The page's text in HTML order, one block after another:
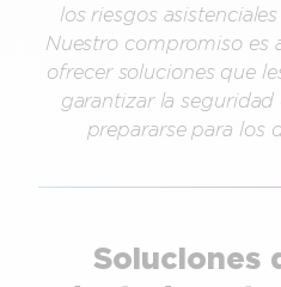
los riesgos
Nuestro compromiso es
ofrecer soluciones que
garantizar la
prepararse para los
Soluciones